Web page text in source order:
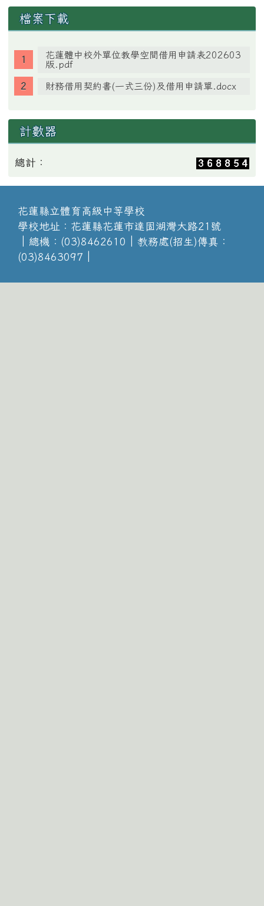
檔案下載
花蓮體中校外單位教學空間借用申請表202603
版.pdf
財務借用契約書(一式三份)及借用申請單.docx
計數器
總計：
花蓮縣立體育高級中等學校
學校地址：花蓮縣花蓮市達固湖灣大路21號
│總機：(03)8462610│教務處(招生)傳真：
(03)8463097│